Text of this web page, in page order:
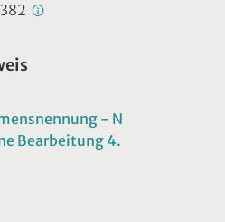
- N
Bearbeitung 4.